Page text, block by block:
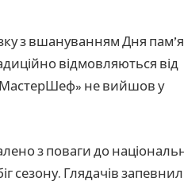
з вшануванням Дня
відмовляються від
не вийшов у
з поваги до
сезону. Глядачів